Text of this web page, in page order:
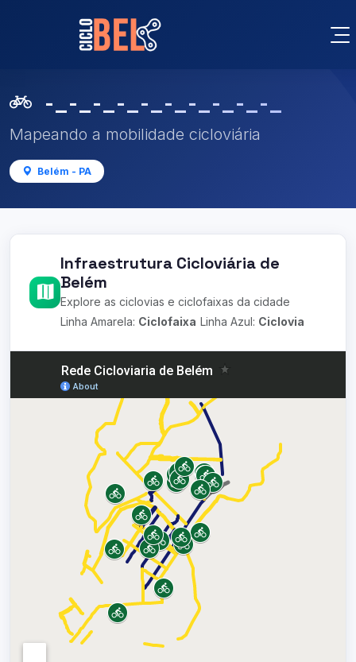
-_-_-_-_-_-_-_-_-_-_
Mapeando a mobilidade cicloviária
Belém - PA
Infraestrutura Cicloviária de
Belém
Explore as ciclovias e ciclofaixas da cidade
Linha Amarela: Ciclofaixa Linha Azul: Ciclovia